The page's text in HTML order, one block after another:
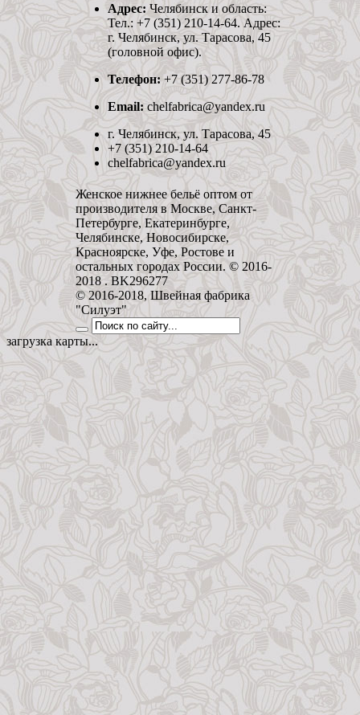
Адрес:Челябинск и область:
Тел.: +7 (351) 210-14-64. Адрес:
г. Челябинск, ул. Тарасова, 45
(головной офис).
Телефон:+7 (351) 277-86-78
Email: chelfabrica@yandex.ru
г. Челябинск, ул. Тарасова, 45
+7 (351) 210-14-64
chelfabrica@yandex.ru
Женское нижнее бельё оптом от
производителя в Москве, Санкт-
Петербурге, Екатеринбурге,
Челябинске, Новосибирске,
Красноярске, Уфе, Ростове и
остальных городах России. © 2016-
2018 . BK296277
© 2016-2018, Швейная фабрика
"Силуэт"
загрузка карты...